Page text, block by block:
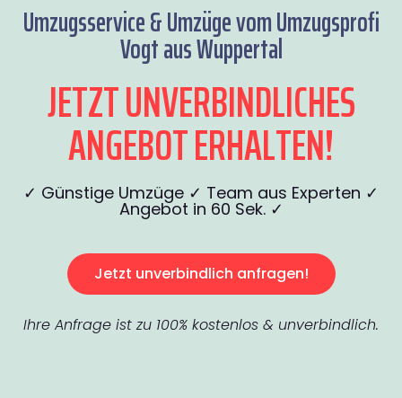
Umzugsservice & Umzüge vom Umzugsprofi
Vogt aus Wuppertal
JETZT UNVERBINDLICHES
ANGEBOT ERHALTEN!
✓ Günstige Umzüge ✓ Team aus Experten ✓
Angebot in 60 Sek. ✓
Jetzt unverbindlich anfragen!
Ihre Anfrage ist zu 100% kostenlos & unverbindlich.